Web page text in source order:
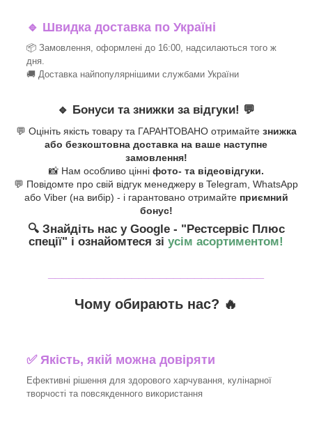
🔹 Швидка доставка по Україні
📦 Замовлення, оформлені до 16:00, надсилаються того ж
дня.
🚚 Доставка найпопулярнішими службами України
🔹 Бонуси та знижки за відгуки! 💬
💬 Оцініть якість товару та ГАРАНТОВАНО отримайте знижка
або безкоштовна доставка на ваше наступне
замовлення!
📸 Нам особливо цінні фото- та відеовідгуки.
💬 Повідомте про свій відгук менеджеру в Telegram, WhatsApp
або Viber (на вибір) - і гарантовано отримайте приємний
бонус!
🔍 Знайдіть нас у Google - "Рестсервіс Плюс
спеції" і ознайомтеся зі усім асортиментом!
Чому обирають нас? 🔥
✅ Якість, якій можна довіряти
Ефективні рішення для здорового харчування, кулінарної
творчості та повсякденного використання